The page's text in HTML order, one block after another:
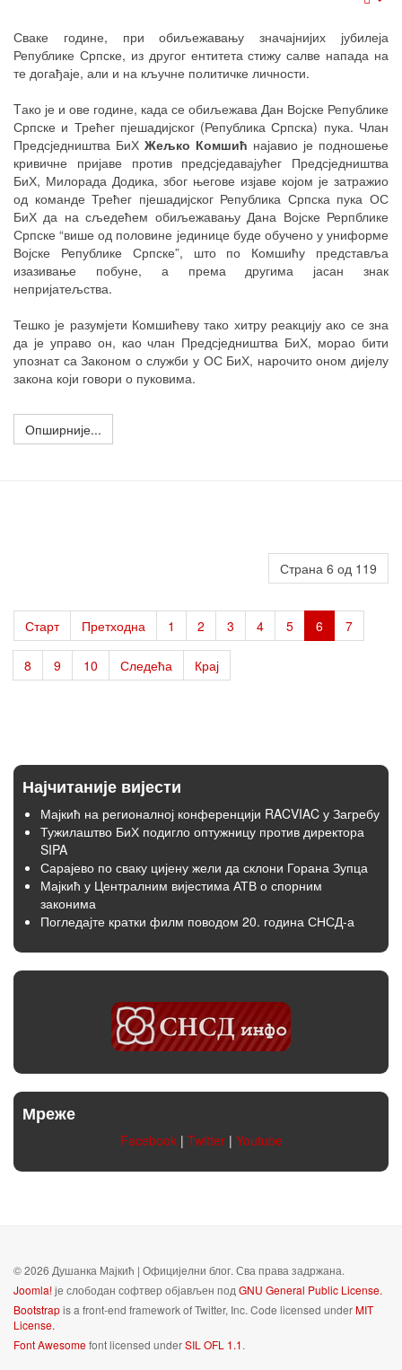
Сваке године, при обиљежавању значајнијих јубилеја
Републике Српске, из другог ентитета стижу салве напада на
те догађаје, али и на кључне политичке личности.
Tако је и ове године, када се обиљежава Дан Војске Републике
Српске и Трећег пјешадијског (Република Српска) пука. Члан
Предсједништва БиХ Жељко Комшић најавио је подношење
кривичне пријаве против предсједавајућег Предсједништва
БиХ, Милорада Додика, због његове изјаве којом је затражио
од команде Трећег пјешадијског Република Српска пука ОС
БиХ да на сљедећем обиљежавању Дана Војске Рерпблике
Српске “више од половине јединице буде обучено у униформе
Војске Републике Српске”, што по Комшићу представља
изазивање побуне, а према другима јасан знак
непријатељства.
Тешко је разумјети Комшићеву тако хитру реакцију ако се зна
да је управо он, као члан Предсједништва БиХ, морао бити
упознат са Законом о служби у ОС БиХ, нарочито оном дијелу
закона који говори о пуковима.
Опширније...
Страна 6 од 119
Старт Претходна 1 2 3 4 5 6 7
8 9 10 Следећа Крај
Најчитаније вијести
Мајкић на регионалној конференцији RACVIAC у Загребу
Тужилаштво БиХ подигло оптужницу против директора
SIPA
Сарајево по сваку цијену жели да склони Горана Зупца
Мајкић у Централним вијестима АТВ о спорним
законима
Погледајте кратки филм поводом 20. година СНСД-а
Мреже
Facebook| Twitter| Youtube
© 2026 Душанка Мајкић | Официјeлни блог. Сва права задржана.
Joomla!је слободан софтвер објављен под GNU General Public License.
Bootstrapis a front-end framework of Twitter, Inc. Code licensed underMIT
License.
Font Awesomefont licensed underSIL OFL 1.1.